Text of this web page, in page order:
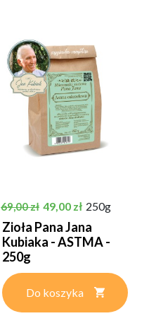
Cena podstawowa
69,00 zł Cena
49,00 zł 250g
Zioła Pana Jana
Kubiaka - ASTMA -
250g
Do koszyka